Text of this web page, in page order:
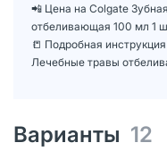
📲 Цена на Colgate
отбеливающая 100 мл 1
📒 Подробная
Лечебные травы
Варианты 12